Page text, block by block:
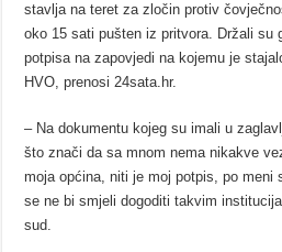
stavlja na teret za zločin protiv
oko 15 sati pušten iz pritvora. Držali su
potpisa na zapovjedi na kojemu je
HVO, prenosi 24sata.hr.
– Na dokumentu kojeg su imali u
što znači da sa mnom nema nikakve
moja općina, niti je moj potpis, po meni
se ne bi smjeli dogoditi takvim
sud.